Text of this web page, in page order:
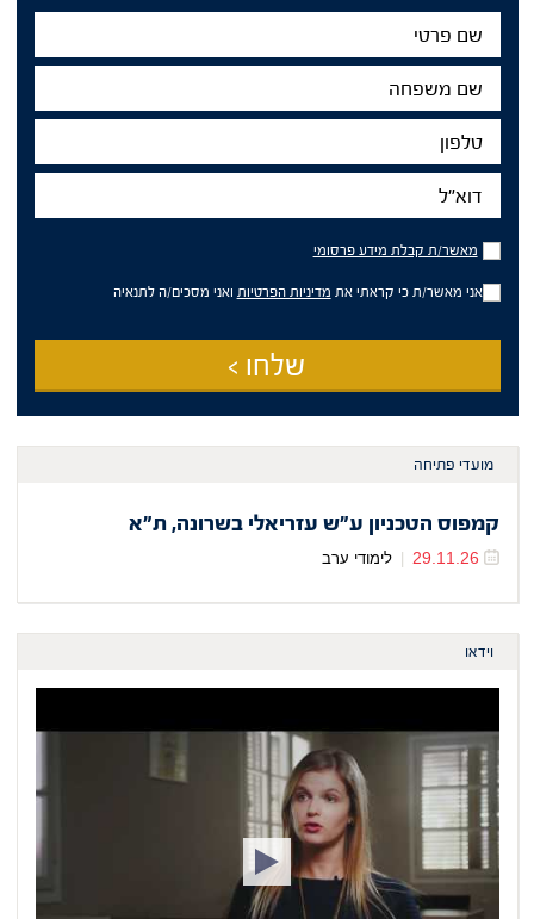
שם
פרטי
שם
משפחה
טלפון
דוא"ל
מאשר/ת
קבלת
מידע
פרסומי
מאשר/ת קבלת מידע פרסומי
אני מאשר/ת כי קראתי את מדיניות הפרטיות ואני מסכים/ה לתנאיה
שלחו >
מועדי פתיחה
קמפוס הטכניון ע"ש עזריאלי בשרונה, ת"א
29.11.26 לימודי ערב
וידאו